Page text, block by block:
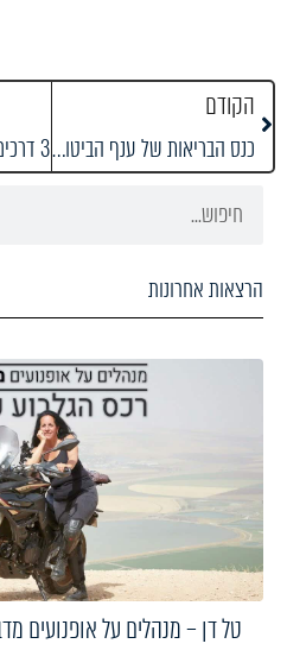
הקודם
כנס הבריאות של ענף הביטוח ההון והפיננסים של עדיף תקשורת3 דרכים לגייס לקוחות חדשים
הרצאות אחרונות
טל דן – מנהלים על אופנועים